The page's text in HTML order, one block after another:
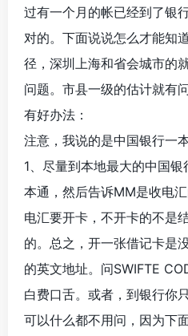
过有一个月的帐已经到了银
对的。下面说说怎么才能知
径，深圳上海和省会城市的
问题。市县一级的估计就有
有好办法：
注意，我说的是中国银行一
1、尽量到本地最大的中国
本通，然后告诉MM是收电
电汇要开卡，不开卡的不是
的。总之，开一张借记卡是
的英文地址。问SWIFTE
白费口舌。或者，到银行你
可以什么都不用问，因为下